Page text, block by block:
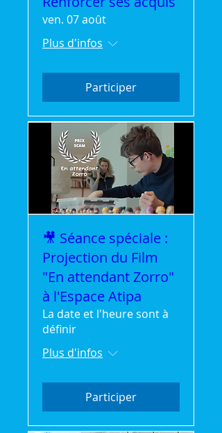
ven. 07 août
Plus d'infos
Participer
🎥 Séance spéciale :
Projection du Film
"En attendant Zorro"
à l'Espace Atipa
La date et l'heure sont à
définir
Plus d'infos
Participer